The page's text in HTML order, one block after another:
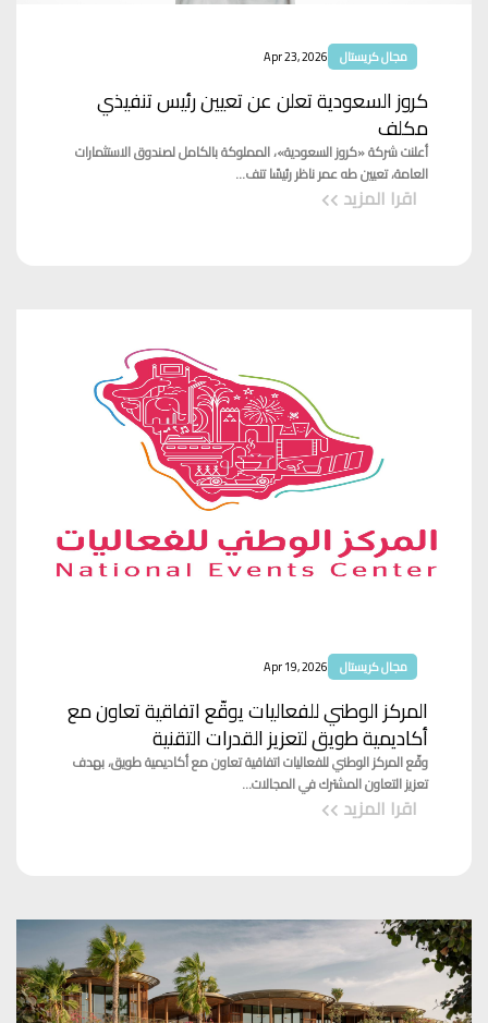
مجال كريستال Apr 23, 2026
كروز السعودية تعلن عن تعيين رئيس تنفيذي
مكلف
أعلنت شركة «كروز السعودية»، المملوكة بالكامل لصندوق الاستثمارات
العامة، تعيين طه عمر ناظر رئيسًا تنف...
اقرا المزيد
مجال كريستال Apr 19, 2026
المركز الوطني للفعاليات يوقّع اتفاقية تعاون مع
أكاديمية طويق لتعزيز القدرات التقنية
وقّع المركز الوطني للفعاليات اتفاقية تعاون مع أكاديمية طويق، بهدف
تعزيز التعاون المشترك في المجالات...
اقرا المزيد